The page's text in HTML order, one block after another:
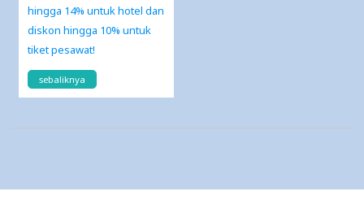
hingga 14% untuk hotel dan
diskon hingga 10% untuk
tiket pesawat!
sebaliknya